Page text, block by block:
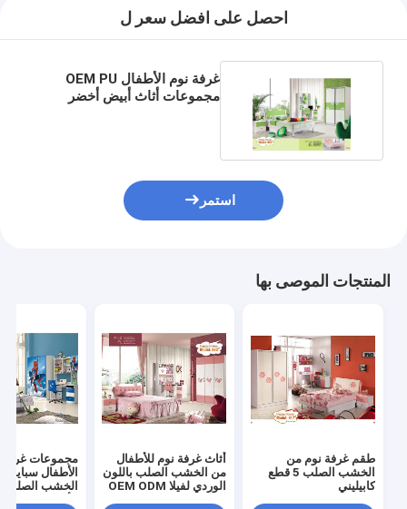
احصل على افضل سعر ل
غرفة نوم الأطفال OEM PU
مجموعات أثاث أبيض أخضر
استمر
المنتجات الموصى بها
طقم غرفة نوم من
الخشب الصلب 5 قطع
كابيليني
أثاث غرفة نوم للأطفال
من الخشب الصلب باللون
الوردي لفيلا OEM ODM
مجموعات غرفة
الأطفال
الخشب الصلب